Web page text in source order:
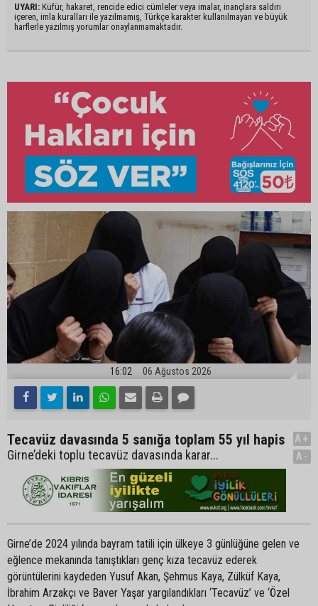
UYARI: Küfür, hakaret, rencide edici cümleler veya imalar, inançlara saldırı
içeren, imla kuralları ile yazılmamış, Türkçe karakter kullanılmayan ve büyük
harflerle yazılmış yorumlar onaylanmamaktadır.
16:02 06 Ağustos 2026
Tecavüz davasında 5 sanığa toplam 55 yıl hapis
Girne’deki toplu tecavüz davasında karar...
A+
A-
Girne’de 2024 yılında bayram tatili için ülkeye 3 günlüğüne gelen ve
eğlence mekanında tanıştıkları genç kıza tecavüz ederek
görüntülerini kaydeden Yusuf Akan, Şehmus Kaya, Zülküf Kaya,
İbrahim Arzakçı ve Baver Yaşar yargılandıkları ‘Tecavüz’ ve ‘Özel